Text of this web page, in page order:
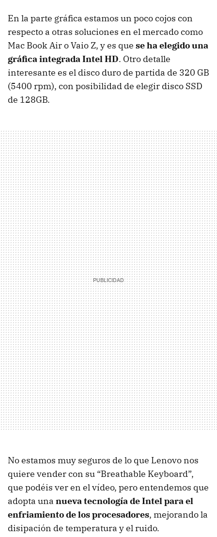
En la parte gráfica estamos un poco cojos con
respecto a otras soluciones en el mercado como
Mac Book Air o Vaio Z, y es que se ha elegido una
gráfica integrada Intel HD. Otro detalle
interesante es el disco duro de partida de 320 GB
(5400 rpm), con posibilidad de elegir disco SSD
de 128GB.
No estamos muy seguros de lo que Lenovo nos
quiere vender con su “Breathable Keyboard”,
que podéis ver en el vídeo, pero entendemos que
adopta una nueva tecnología de Intel para el
enfriamiento de los procesadores, mejorando la
disipación de temperatura y el ruido.